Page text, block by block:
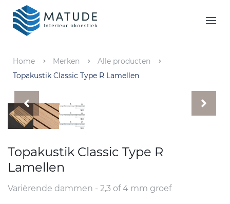
Home
Merken
Inspiratie & Tools
Oplossingen
Home Merken
Alle producten
Topakustik Classic Type R Lamellen
Topakustik Classic Type R
Lamellen
Variërende dammen - 2,3 of 4 mm groef